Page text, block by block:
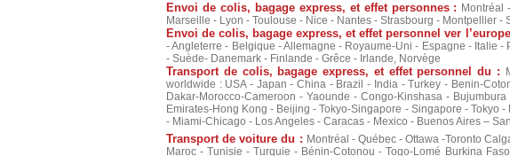
Envoi de colis, bagage express, et effet personnes : Montréal
Marseille - Lyon - Toulouse - Nice - Nantes - Strasbourg - Montpellier -
Envoi de colis, bagage express, et effet personnel ver
- Angleterre - Belgique - Allemagne - Royaume-Uni - Espagne - Italie
- Suède- Danemark - Finlande - Grêce - Irlande, Norvège
Transport de colis, bagage express, et effet personnel du :
worldwide : USA - Japan - China - Brazil - India - Turkey - Benin-
Dakar-Morocco-Cameroon - Yaounde - Congo-Kinshasa -
Emirates-Hong Kong - Beijing - Tokyo-Singapore - Singapore - Tokyo
- Miami-Chicago - Los Angeles - Caracas - Mexico - Buenos Aires –
Transport de voiture du : Montréal - Québec - Ottawa -Toronto
Maroc - Tunisie - Turquie - Bénin-Cotonou - Togo-Lomé Burkina